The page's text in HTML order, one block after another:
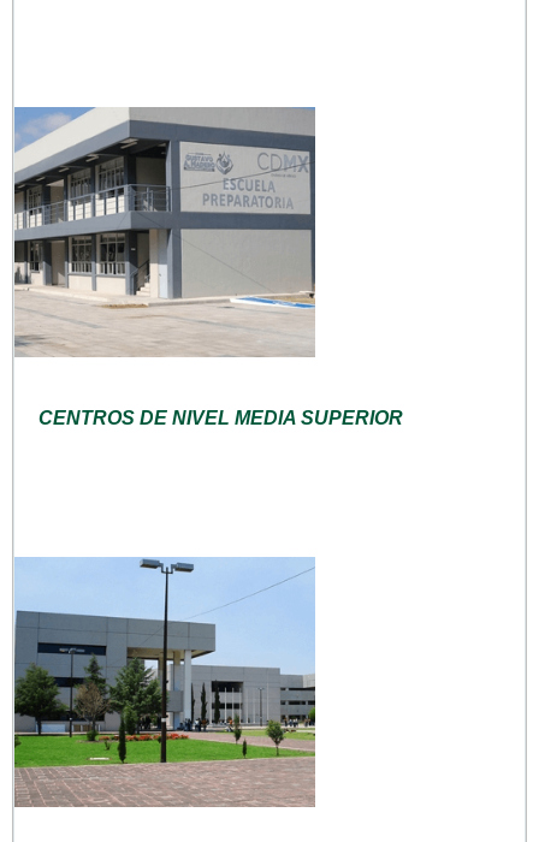
CENTROS DE NIVEL MEDIA SUPERIOR